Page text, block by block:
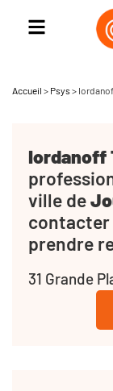
Accueil > Psys >
Iordanoff
ville de
contacter
prendre
31 Grande